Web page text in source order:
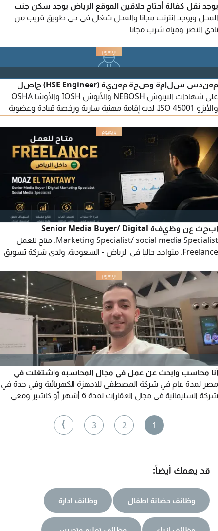
يوجد نقل كفالة أحتاج حلاقين الموقع الرياض يوجد سكن جنب
المحل ويوجد انترنت مجانا والمحل شغال في حي طويق قريب من
نادي النصر ومياه شرب مجانا
مهندس سلامة وصحة مهنية (HSE Engineer) حاصل
على شهادات النيبوش NEBOSH والأيوش IOSH والأوشا OSHA
والأيزو ISO 45001، لديه إقامة مهنية سارية ورخصة قيادة وعضوية
جاهز للمباشرة الفورية.
ابحث عن وظيفة Senior Media Buyer/ Digital
Marketing Specialist/ social media Specialist. متاح للعمل
Freelance. متواجد حاليا في الرياض - السعودية، ولدي شركة تسويق
لدي خبرة 9 + سنوات في التسويق الالكتروني وإدارة الحملات الاعلانية
وبناء استراتيجيات التسويق لمختلف الأنشطة والبراندات. Media
Buying Meta Ads - Facebook & Instagram، TikTok Ads
أنا محاسب وابحث عن عمل في مجال المحاسبه واشتغلت في
مصر لمدة عام في شركة المصطفى للاجهزة الكهربائية وفي جدة في
شركة السليمانية في مجال العقارات لمدة 6 أشهر أو كاشير ومعي
1
2
3
⟩
قد يهمك أيضاً:
وظائف حضانة اطفال وظائف ادارة